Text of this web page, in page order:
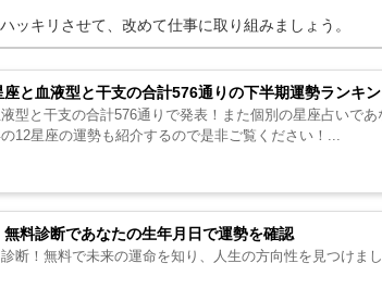
ッキリさせて、改めて仕事に取り組みましょう。
と血液型と干支の合計576通りの下半期運勢ランキン
型と干支の合計576通りで発表！また個別の星座占いであ
12星座の運勢も紹介するので是非ご覧ください！...
料診断であなたの生年月日で運勢を確認
断！無料で未来の運命を知り、人生の方向性を見つけま